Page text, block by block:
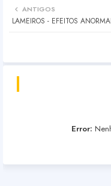
ANTIGOS
LAMEIROS - EFEITOS
Error: